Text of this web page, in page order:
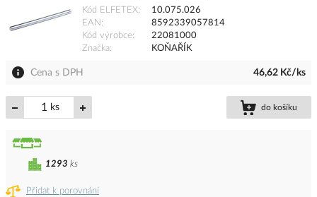
Kód ELFETEX
10.075.026
EAN
8592339057814
Kód výrobce
22081000
Značka
KOŇAŘÍK
Cena s DPH 46,62 Kč/ks
ks do košíku
Přidat k porovnání
1293 ks